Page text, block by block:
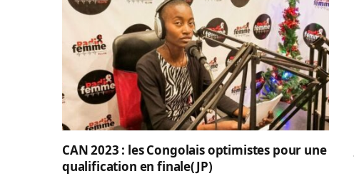
CAN 2023 : les Congolais optimistes pour une
qualification en finale(JP)